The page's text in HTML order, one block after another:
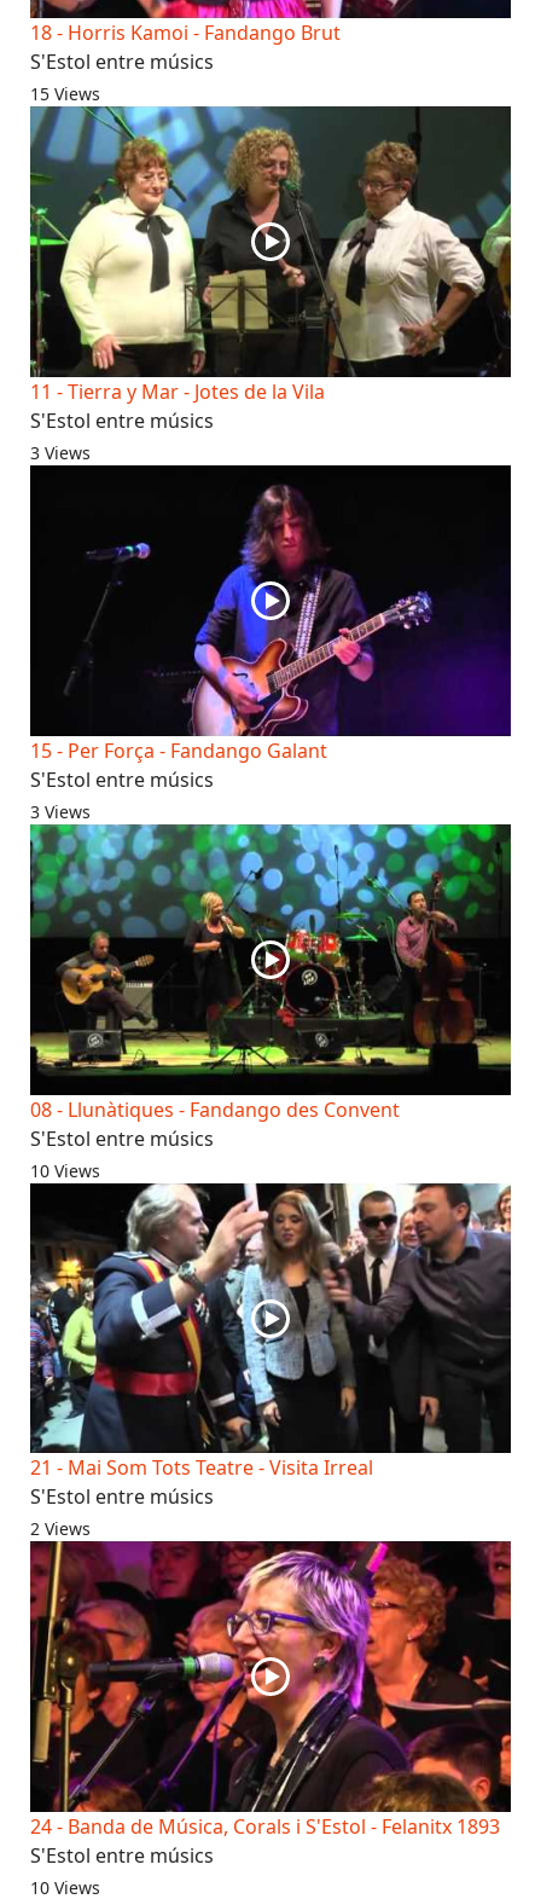
18 - Horris Kamoi - Fandango Brut
S'Estol entre músics
15 Views
11 - Tierra y Mar - Jotes de la Vila
S'Estol entre músics
3 Views
15 - Per Força - Fandango Galant
S'Estol entre músics
3 Views
08 - Llunàtiques - Fandango des Convent
S'Estol entre músics
10 Views
21 - Mai Som Tots Teatre - Visita Irreal
S'Estol entre músics
2 Views
24 - Banda de Música, Corals i S'Estol - Felanitx 1893
S'Estol entre músics
10 Views